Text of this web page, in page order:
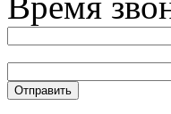
Отправить